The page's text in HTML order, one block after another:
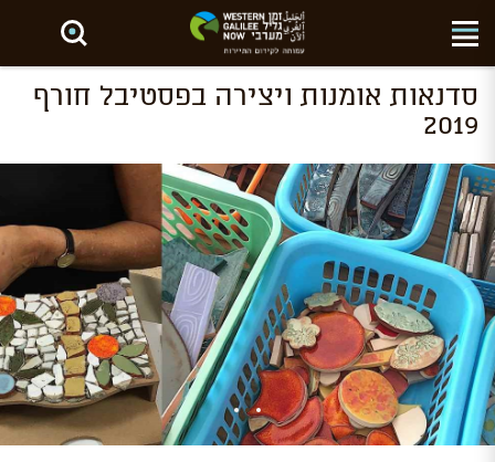
חפש באתר
סדנאות אומנות ויצירה בפסטיבל חורף
2019